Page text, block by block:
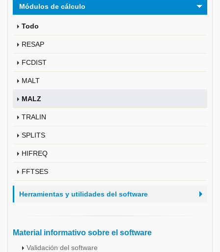
Módulos de cálculo
Todo
RESAP
FCDIST
MALT
MALZ
TRALIN
SPLITS
HIFREQ
FFTSES
Herramientas y utilidades del software
Material informativo sobre el software
Validación del software